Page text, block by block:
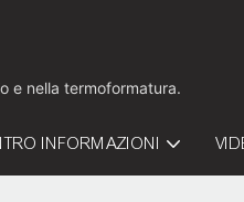
e nella termoformatura.
INFORMAZIONI